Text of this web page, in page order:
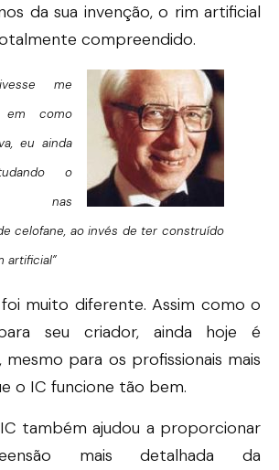
da sua invenção, o rim artificial
compreendido.
me
em como
eu ainda
o
nas
celofane, ao invés de ter construído
artificial”
muito diferente. Assim como o
seu criador, ainda hoje é
para os profissionais mais
o IC funcione tão bem.
também ajudou a proporcionar
mais detalhada da